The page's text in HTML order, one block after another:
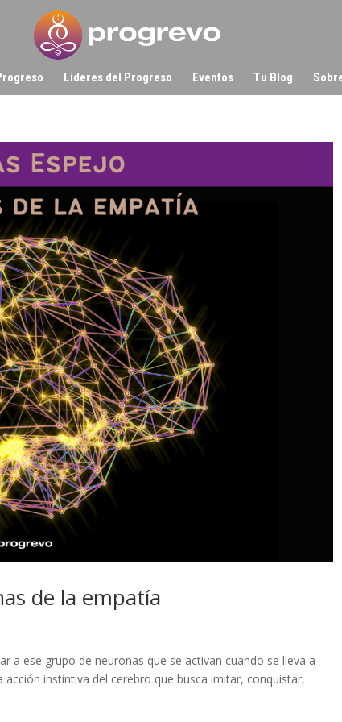
Lideres del Progreso Eventos Tu Blog
de la empatía
a ese grupo de neuronas que se activan cuando se lleva a
instintiva del cerebro que busca imitar, conquistar,